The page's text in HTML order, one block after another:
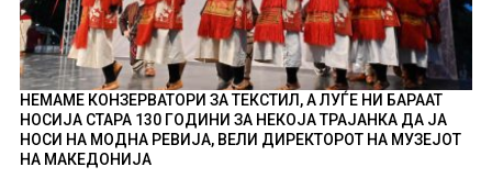
НЕМАМЕ КОНЗЕРВАТОРИ ЗА ТЕКСТИЛ, А ЛУЃЕ НИ БАРААТ
НОСИЈА СТАРА 130 ГОДИНИ ЗА НЕКОЈА ТРАЈАНКА ДА ЈА
НОСИ НА МОДНА РЕВИЈА, ВЕЛИ ДИРЕКТОРОТ НА МУЗЕЈОТ
НА МАКЕДОНИЈА